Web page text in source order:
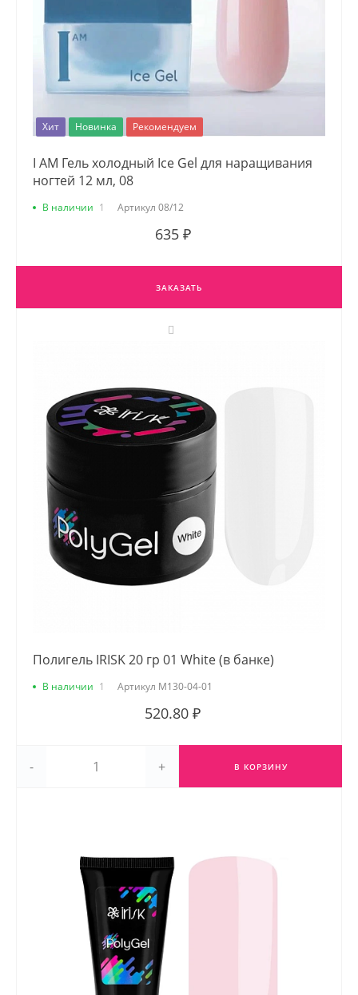
Хит Новинка Рекомендуем
I AM Гель холодный Ice Gel для наращивания
ногтей 12 мл, 08
В наличии 1 Артикул 08/12
635 ₽
ЗАКАЗАТЬ
Полигель IRISK 20 гр 01 White (в банке)
В наличии 1 Артикул М130-04-01
520.80 ₽
- + В КОРЗИНУ